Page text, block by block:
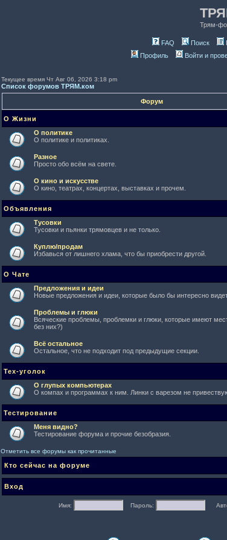
Трям-
FAQ Поиск
Профиль
Войти и
Текущее время Чт Авг 06, 2026 3:18 pm
Список форумов ТРЯМ.ком
Форум
О Жизни
О политике
О политике и политиках.
Разное
Просто обо всём на свете.
О кино и искусстве
О кино, театрах, концертах, выставках и прочем.
Объявления
Тусовки
Тусовки и пьянки трямовцев и не только.
Куплю/продам
Избавься от лишнего хлама, что бы приобрести другой.
О Чате
Предложения и идеи
Новые предложения и идеи, которые было бы интересно
Проблемы и глюки
Всяческие проблемы, проблемки и глюки, которые имеют
без них?)
Всё остальное
Остальное, что не подходит под предыдущие секции.
Тех-уголок
О глупых компьютерах
О компах и программах к ним. Линки с варезом не
Тестирование
Меня видно?
Тестирование форума и прочие безобразия.
Отметить все форумы как прочитанные
Кто сейчас на форуме
Вход
Имя: Пароль: